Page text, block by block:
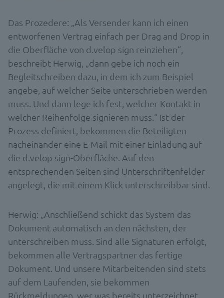
Das Prozedere: „Als Versender kann ich einen
entworfenen Vertrag einfach per Drag and Drop in
die Oberfläche von d.velop sign reinziehen“,
beschreibt Herwig, „dann gebe ich noch ein
Begleitschreiben dazu, in dem ich zum Beispiel
angebe, auf welcher Seite unterschrieben werden
muss. Und dann lege ich fest, welcher Kontakt in
welcher Reihenfolge signieren muss.“ Ist der
Prozess definiert, bekommen die Beteiligten
nacheinander eine E-Mail mit einer Einladung auf
die d.velop sign-Oberfläche. Auf den
entsprechenden Seiten sind Unterschriftenfelder
angelegt, die mit einem Klick unterschreibbar sind.
Herwig: „Anschließend schickt das System das
Dokument automatisch an den nächsten, der
unterschreiben muss. Sind alle Signaturen erfolgt,
bekommen alle Vertragspartner das fertige
Dokument. Und unsere Mitarbeitenden sind stets
auf dem Laufenden, sie bekommen
Rückmeldungen, wer was bereits unterzeichnet